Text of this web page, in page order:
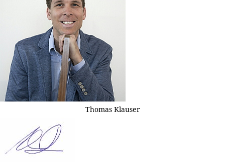
Thomas Klauser